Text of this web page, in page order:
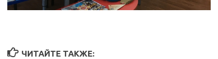
ЧИТАЙТЕ ТАКЖЕ: